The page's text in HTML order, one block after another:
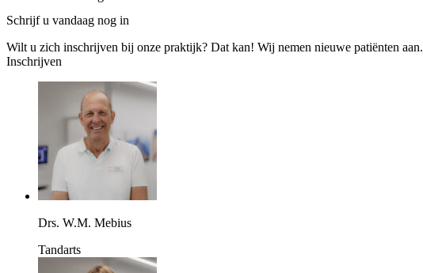
Schrijf u vandaag nog in
Wilt u zich inschrijven bij onze praktijk? Dat kan! Wij nemen nieuwe patiënten aan.
Inschrijven
Drs. W.M. Mebius
Tandarts